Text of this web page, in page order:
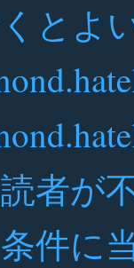
とよ
者が
件に